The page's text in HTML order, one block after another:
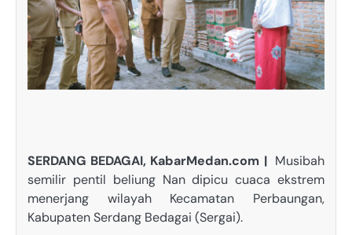
SERDANG BEDAGAI, KabarMedan.com | Musibah
semilir pentil beliung Nan dipicu cuaca ekstrem
menerjang wilayah Kecamatan Perbaungan,
Kabupaten Serdang Bedagai (Sergai).